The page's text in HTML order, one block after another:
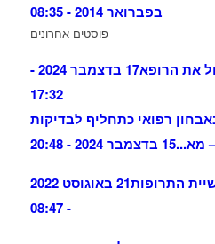
בפברואר 2014 - 08:35
פוסטים אחרונים
את הרופא
17 בדצמבר 2024 -
17:32
רפואי כתחליף לבדיקות
מא...15 בדצמבר 2024 - 20:48
התרופות
21 באוגוסט 2022
- 08:47